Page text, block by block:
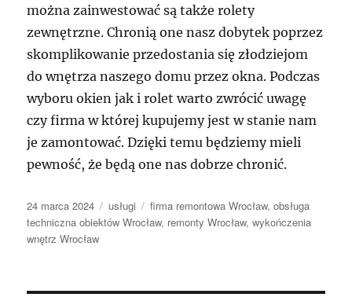
można zainwestować są także rolety
zewnętrzne. Chronią one nasz dobytek poprzez
skomplikowanie przedostania się złodziejom
do wnętrza naszego domu przez okna. Podczas
wyboru okien jak i rolet warto zwrócić uwagę
czy firma w której kupujemy jest w stanie nam
je zamontować. Dzięki temu będziemy mieli
pewność, że będą one nas dobrze chronić.
Data
publikacji
24 marca 2024 Kategorie
usługi Tagi
firma remontowa Wrocław,obsługa
techniczna obiektów Wrocław, remonty Wrocław,wykończenia
wnętrz Wrocław